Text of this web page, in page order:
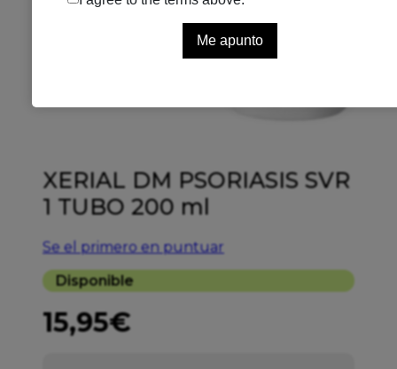
XERIAL DM PSORIASIS SVR
1 TUBO 200 ml
Se el primero en puntuar
Disponible
15,95€